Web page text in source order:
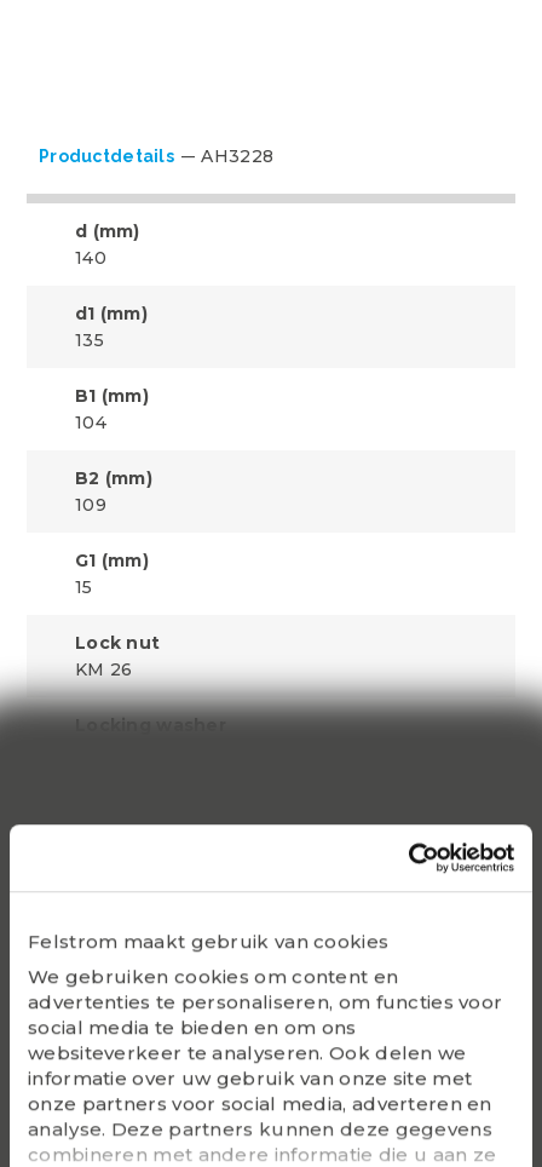
Felstrom maakt gebruik van cookies
We gebruiken cookies om content en
advertenties te personaliseren, om functies voor
social media te bieden en om ons
websiteverkeer te analyseren. Ook delen we
informatie over uw gebruik van onze site met
onze partners voor social media, adverteren en
analyse. Deze partners kunnen deze gegevens
combineren met andere informatie die u aan ze
Productdetails AH3228
d (mm)
140
d1 (mm)
135
B1 (mm)
104
B2 (mm)
109
G1 (mm)
15
Lock nut
KM 26
Locking washer
Lock nut for disassembly
Hydraulic lock nut
HMV 30 E
Bearing(s)
23228K
G - Bolt size